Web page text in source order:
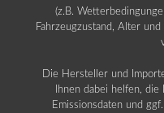
(z.B.
Fahrzeugzustand, Alter
Die Hersteller und
Ihnen dabei helfen,
Emissionsdaten und